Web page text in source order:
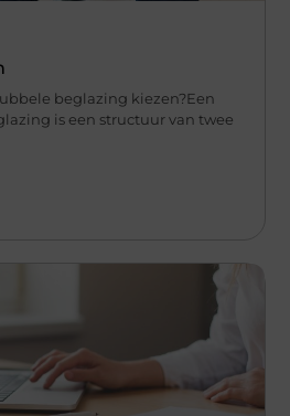
beglazing kiezen?Een
is een structuur van twee